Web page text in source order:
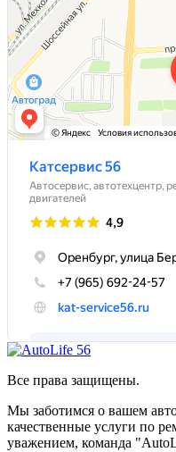
Все права защищены.
Мы заботимся о вашем
качественные услуги по
уважением, команда